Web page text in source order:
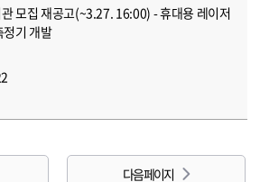
모집 재공고(~3.27. 16:00) - 휴대용 레이저
기 개발
다음 페이지